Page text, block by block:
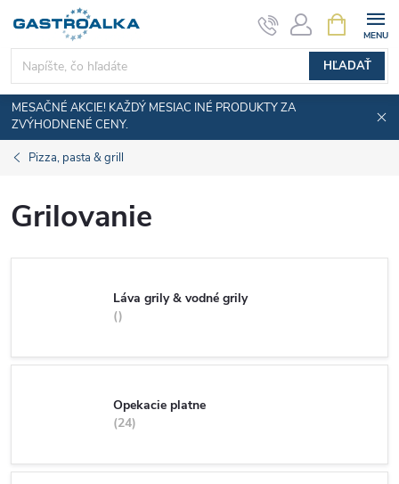
obsah
HĽADAŤ
KOŠÍK
MESAČNÉ AKCIE! KAŽDÝ MESIAC INÉ PRODUKTY ZA
ZVÝHODNENÉ CENY.
Pizza, pasta & grill
Grilovanie
Láva grily & vodné grily
Opekacie platne
24